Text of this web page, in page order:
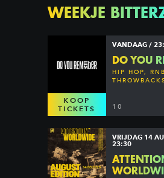
WEEKJE
KOOP
TICKETS
VANDAAG /
DO YOU
HIP HOP,
THROWBACKS
10
VRIJDAG 14
23:30